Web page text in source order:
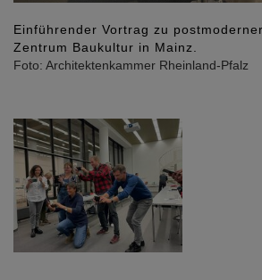
Einführender Vortrag zu
Zentrum Baukultur in Mainz.
Foto: Architektenkammer Rheinland-Pfalz